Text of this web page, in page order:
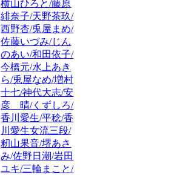
横山ひろと/藤原
緋奈子/天野茶玖/
西野杏/兎屋まめ/
佐藤いづみ/じん
のあい/和田依子/
今橋元/水上あき
ら/兎屋なめ/増村
十七/神代大志/安
彦 晴/くずしろ/
香川愛生/平稔/香
川愛生女流三段/
籾山果音/堺あさ
み/佐野日潮/岩田
ユキ/三輪まこと/